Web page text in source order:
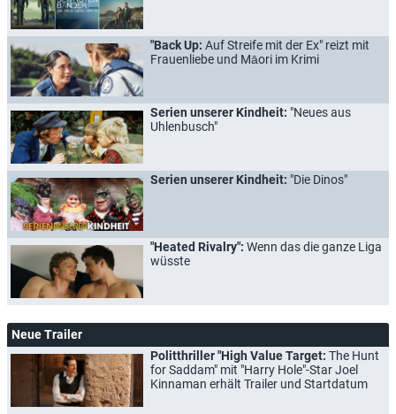
"Back Up: Auf Streife mit der Ex" reizt mit
Frauenliebe und Māori im Krimi
Serien unserer Kindheit: "Neues aus
Uhlenbusch"
Serien unserer Kindheit: "Die Dinos"
"Heated Rivalry": Wenn das die ganze Liga
wüsste
Neue Trailer
Politthriller "High Value Target: The Hunt
for Saddam" mit "Harry Hole"-Star Joel
Kinnaman erhält Trailer und Startdatum